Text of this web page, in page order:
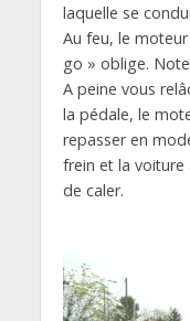
laquelle se
Au feu, le
go » oblige.
A peine vous
la pédale, le
repasser en
frein et la voiture
de caler.